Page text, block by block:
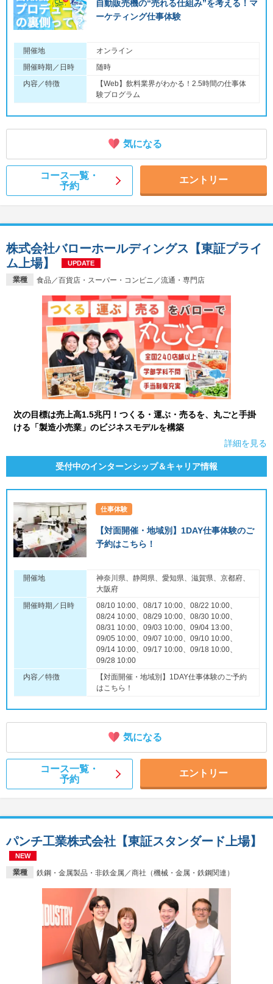
自動販売機の“売れる仕組み”を考える！マ
ーケティング仕事体験
開催地
オンライン
開催時期／日時
随時
内容／特徴
【Web】飲料業界がわかる！2.5時間の仕事体
験プログラム
気になる
コース一覧・
予約
エントリー
業種 食品／百貨店・スーパー・コンビニ／流通・専門店
株式会社バローホールディングス【東証プライ
ム上場】
UPDATE
次の目標は売上高1.5兆円！つくる・運ぶ・売るを、丸ごと手掛
ける「製造小売業」のビジネスモデルを構築
詳細を見る
受付中のインターンシップ＆キャリア情報
仕事体験
【対面開催・地域別】1DAY仕事体験のご
予約はこちら！
開催地
神奈川県、静岡県、愛知県、滋賀県、京都府、
大阪府
開催時期／日時
08/10 10:00、08/17 10:00、08/22 10:00、
08/24 10:00、08/29 10:00、08/30 10:00、
08/31 10:00、09/03 10:00、09/04 13:00、
09/05 10:00、09/07 10:00、09/10 10:00、
09/14 10:00、09/17 10:00、09/18 10:00、
09/28 10:00
内容／特徴
【対面開催・地域別】1DAY仕事体験のご予約
はこちら！
気になる
コース一覧・
予約
エントリー
業種 鉄鋼・金属製品・非鉄金属／商社（機械・金属・鉄鋼関連）
パンチ工業株式会社【東証スタンダード上場】
NEW